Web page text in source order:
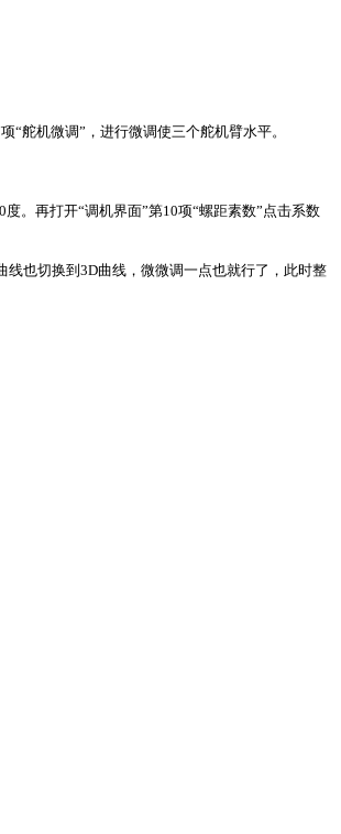
舵机微调”，进行微调使三个舵机臂水平。
。再打开“调机界面”第10项“螺距素数”点击系数
也切换到3D曲线，微微调一点也就行了，此时整